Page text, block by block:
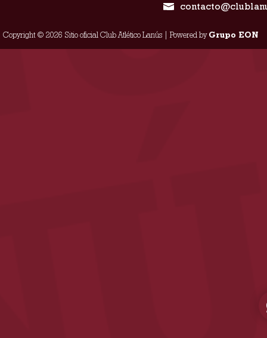
Copyright © 2026 Sitio oficial Club Atlético Lanús | Powered byGrupo EON